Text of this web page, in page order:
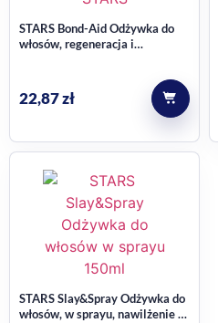
STARS Bond-Aid Odżywka do
włosów, regeneracja i
22,87zł
STARS Slay&Spray Odżywka do
włosów, w sprayu, nawilżenie i